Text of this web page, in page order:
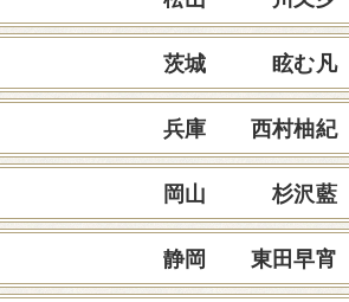
茨城 眩む凡
兵庫 西村柚紀
岡山 杉沢藍
静岡 東田早宵